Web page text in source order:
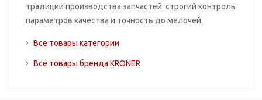
традиции производства запчастей: строгий контроль
параметров качества и точность до мелочей.
Все товары категории
Все товары бренда KRONER